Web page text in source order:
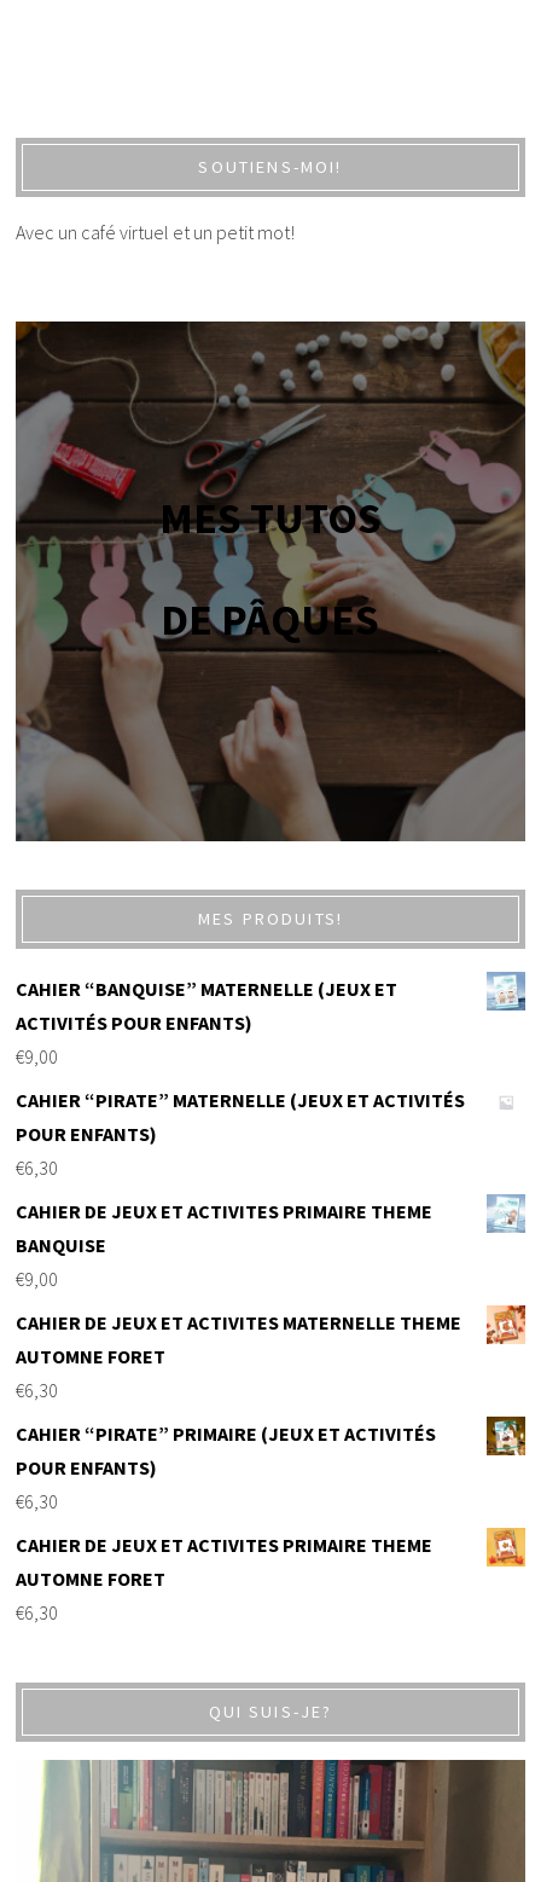
SOUTIENS-MOI!
Avec un café virtuel et un petit mot!
MES TUTOS
DE PÂQUES
MES PRODUITS!
CAHIER “BANQUISE” MATERNELLE (JEUX ET
ACTIVITÉS POUR ENFANTS)
€9,00
CAHIER “PIRATE” MATERNELLE (JEUX ET ACTIVITÉS
POUR ENFANTS)
€6,30
CAHIER DE JEUX ET ACTIVITES PRIMAIRE THEME
BANQUISE
€9,00
CAHIER DE JEUX ET ACTIVITES MATERNELLE THEME
AUTOMNE FORET
€6,30
CAHIER “PIRATE” PRIMAIRE (JEUX ET ACTIVITÉS
POUR ENFANTS)
€6,30
CAHIER DE JEUX ET ACTIVITES PRIMAIRE THEME
AUTOMNE FORET
€6,30
QUI SUIS-JE?